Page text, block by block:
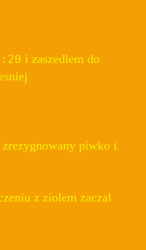
i zaszedlem do
piwko i
z ziolem zaczal